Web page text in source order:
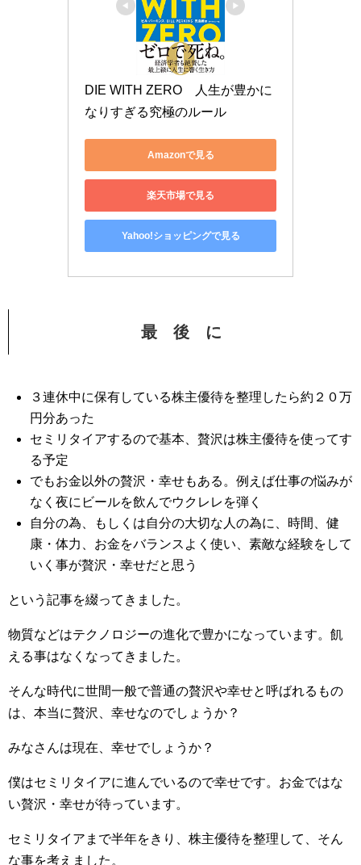
DIE WITH ZERO　人生が豊かに
なりすぎる究極のルール
Amazonで見る
楽天市場で見る
Yahoo!ショッピングで見る
最 後 に
３連休中に保有している株主優待を整理したら約２０万
円分あった
セミリタイアするので基本、贅沢は株主優待を使ってす
る予定
でもお金以外の贅沢・幸せもある。例えば仕事の悩みが
なく夜にビールを飲んでウクレレを弾く
自分の為、もしくは自分の大切な人の為に、時間、健
康・体力、お金をバランスよく使い、素敵な経験をして
いく事が贅沢・幸せだと思う
という記事を綴ってきました。
物質などはテクノロジーの進化で豊かになっています。飢
える事はなくなってきました。
そんな時代に世間一般で普通の贅沢や幸せと呼ばれるもの
は、本当に贅沢、幸せなのでしょうか？
みなさんは現在、幸せでしょうか？
僕はセミリタイアに進んでいるので幸せです。お金ではな
い贅沢・幸せが待っています。
セミリタイアまで半年をきり、株主優待を整理して、そん
な事を考えました。